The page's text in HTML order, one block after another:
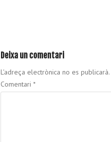
Deixa un comentari
L'adreça electrònica no es publicarà.
Comentari *